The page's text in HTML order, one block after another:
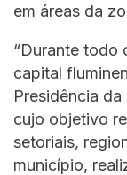
em áreas da
“Durante todo
capital
Presidência
cujo objetivo
setoriais,
município,